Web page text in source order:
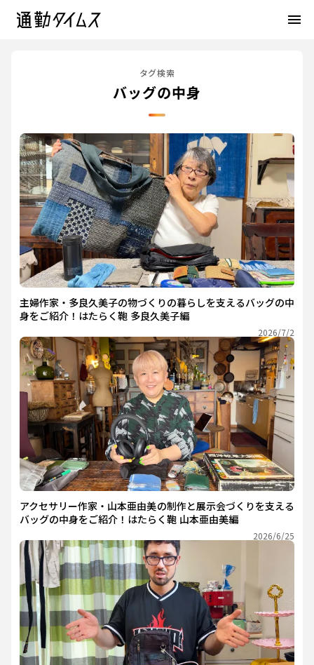
menu
タグ検索
バッグの中身
主婦作家・多良久美子の物づくりの暮らしを支えるバッグの中
身をご紹介！はたらく鞄 多良久美子編
2026/7/2
アクセサリー作家・山本亜由美の制作と展示会づくりを支える
バッグの中身をご紹介！はたらく鞄 山本亜由美編
2026/6/25